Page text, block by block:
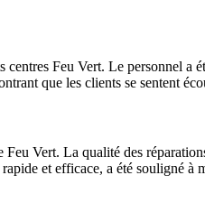
Feu Vert. Le personnel a
que les clients se sentent
Vert. La qualité des
et efficace, a été souligné